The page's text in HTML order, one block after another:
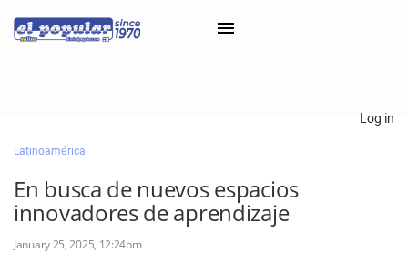
Classifieds
Categorías
Iniciar sesión con Clascal
Log in
Latinoamérica
En busca de nuevos espacios
innovadores de aprendizaje
January 25, 2025, 12:24pm